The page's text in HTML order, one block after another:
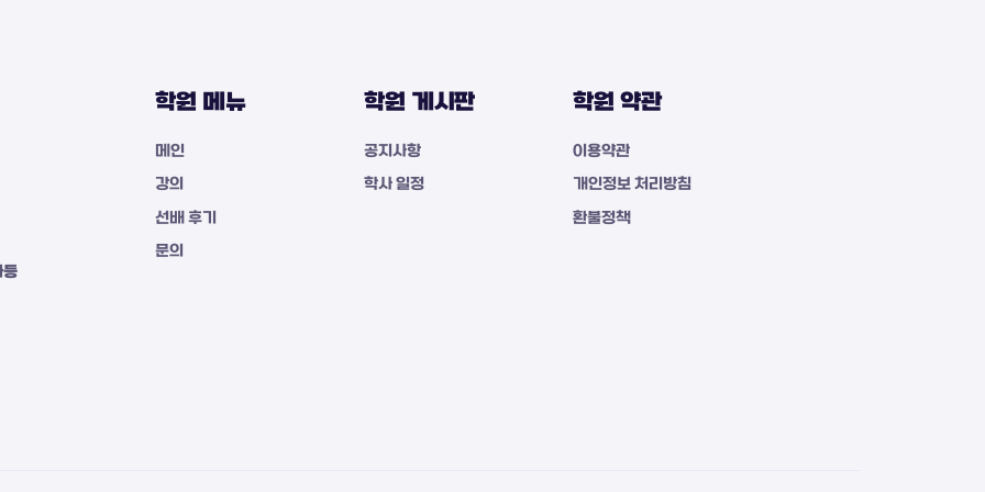
등
학원 메뉴
메인
강의
선배 후기
문의
학원 게시판
공지사항
학사 일정
학원 약관
이용약관
개인정보 처리방침
환불정책